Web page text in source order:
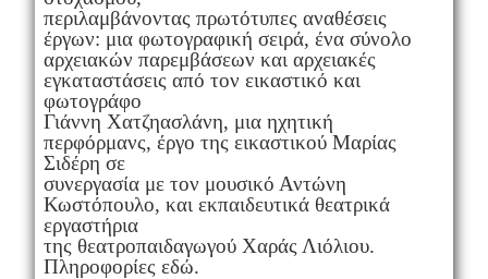
περιλαμβάνοντας πρωτότυπες αναθέσεις
έργων: μια φωτογραφική σειρά, ένα σύνολο
αρχειακών παρεμβάσεων και αρχειακές
εγκαταστάσεις από τον εικαστικό και
φωτογράφο
Γιάννη Χατζηασλάνη, μια ηχητική
περφόρμανς, έργο της εικαστικού Μαρίας
Σιδέρη σε
συνεργασία με τον μουσικό Αντώνη
Κωστόπουλο, και εκπαιδευτικά θεατρικά
εργαστήρια
της θεατροπαιδαγωγού Χαράς Λιόλιου.
Πληροφορίες εδώ.